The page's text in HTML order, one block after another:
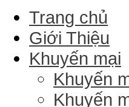
Trang chủ
Giới Thiệu
Khuyến mại
Khuyến
Khuyến